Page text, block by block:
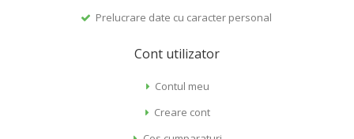
Prelucrare date cu caracter personal
Cont utilizator
Contul meu
Creare cont